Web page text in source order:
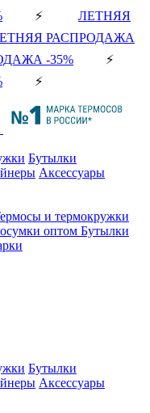
⚡ ЛЕТНЯЯ
РАСПРОДАЖА
-35% ⚡
⚡
Бутылки
Аксессуары
и термокружки
оптом Бутылки
Бутылки
Аксессуары